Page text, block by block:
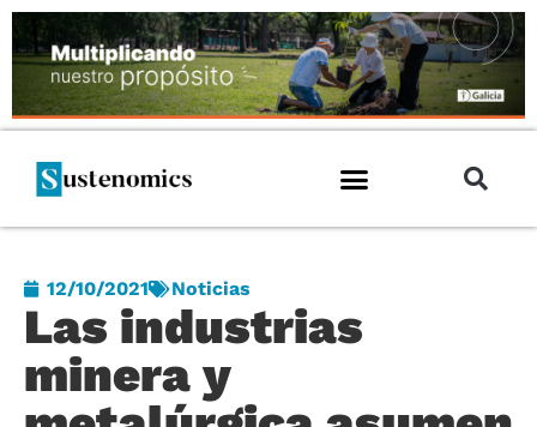
12/10/2021 Noticias
Las industrias
minera y